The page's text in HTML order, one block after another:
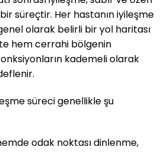
süreçtir. Her hastanın iyileşme
genel olarak belirli bir yol haritası
hem cerrahi bölgenin
kademeli olarak
süreci genellikle şu
odak noktası dinlenme,